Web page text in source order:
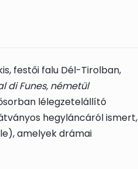
festői falu Dél-Tirolban,
di Funes, németül
lélegzetelállító
hegyláncáról ismert,
amelyek drámai